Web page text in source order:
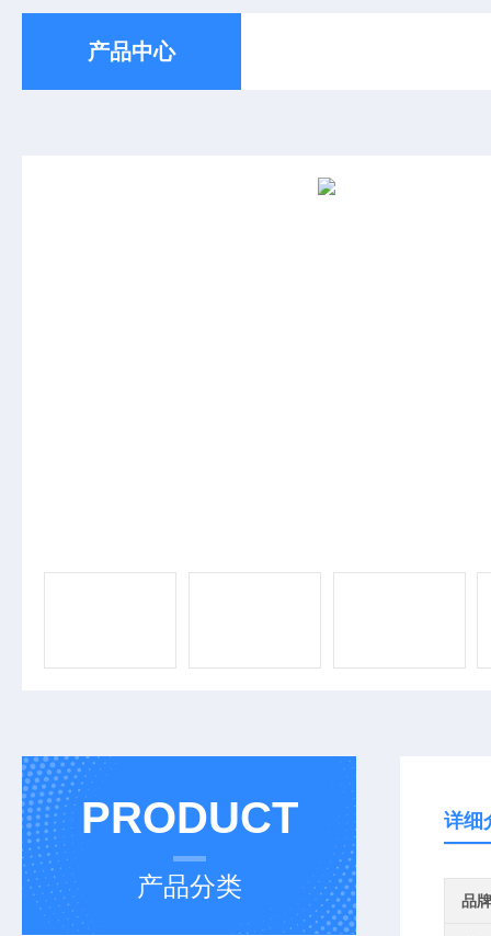
产品中心
PRODUCT
产品分类
详细
品牌